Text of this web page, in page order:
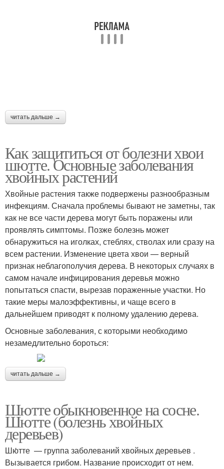
читать дальше →
Как защититься от болезни хвои
шютте. Основные заболевания
хвойных растений
Хвойные растения также подвержены разнообразным
инфекциям. Сначала проблемы бывают не заметны, так
как не все части дерева могут быть поражены или
проявлять симптомы. Позже болезнь может
обнаружиться на иголках, стеблях, стволах или сразу на
всем растении. Изменение цвета хвои — верный
признак неблагополучия дерева. В некоторых случаях в
самом начале инфицирования деревья можно
попытаться спасти, вырезав пораженные участки. Но
такие меры малоэффективны, и чаще всего в
дальнейшем приводят к полному удалению дерева.
Основные заболевания, с которыми необходимо
незамедлительно бороться:
читать дальше →
Шютте обыкновенное на сосне.
Шютте (болезнь хвойных
деревьев)
Шю́тте — группа заболеваний хвойных деревьев .
Вызывается грибом. Название происходит от нем.